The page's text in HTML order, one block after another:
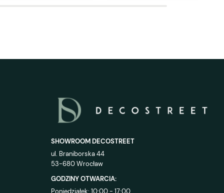
SHOWROOM DECOSTREET
ul. Braniborska 44
53-680 Wrocław
GODZINY OTWARCIA:
Poniedziałek: 10:00 - 17:00